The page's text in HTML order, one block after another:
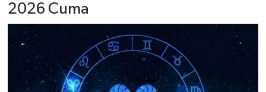
2026 Cuma